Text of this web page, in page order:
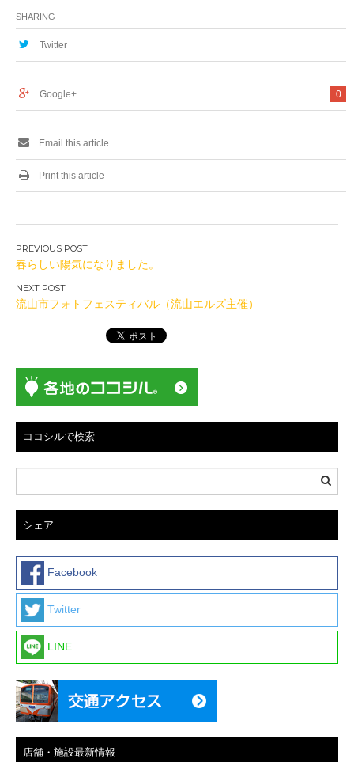
SHARING
Twitter
0
Google+
Email this article
Print this article
投
稿
ナ
ビ
シ
ョ
春らしい陽気になりました。
流山市フォトフェスティバル（流山エルズ主催）
ココシルで検索
シェア
Facebook
Twitter
LINE
店舗・施設最新情報